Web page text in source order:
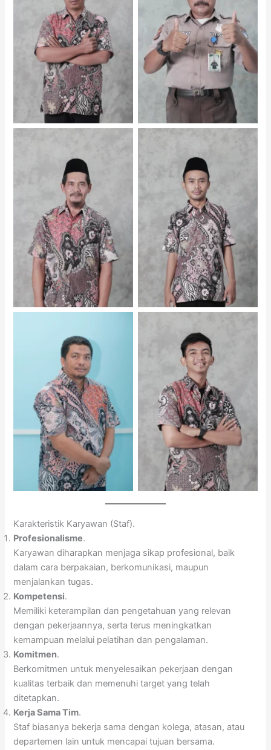
Lukman S.Kom. – Staf Sugianto – Staf
Sumida – Staf Pajrur Rahman – Staf
Surdi – Staf
Raafi Darojat – Staf Tata
Usaha
Karakteristik Karyawan (Staf).
Profesionalisme.
Karyawan diharapkan menjaga sikap profesional, baik
dalam cara berpakaian, berkomunikasi, maupun
menjalankan tugas.
Kompetensi.
Memiliki keterampilan dan pengetahuan yang relevan
dengan pekerjaannya, serta terus meningkatkan
kemampuan melalui pelatihan dan pengalaman.
Komitmen.
Berkomitmen untuk menyelesaikan pekerjaan dengan
kualitas terbaik dan memenuhi target yang telah
ditetapkan.
Kerja Sama Tim.
Staf biasanya bekerja sama dengan kolega, atasan, atau
departemen lain untuk mencapai tujuan bersama.